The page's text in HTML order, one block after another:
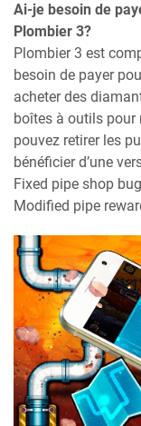
Ai-je besoin de
Plombier 3?
Plombier 3 est
besoin de payer
acheter des
boîtes à outils pour
pouvez retirer les
bénéficier d’une
Fixed pipe shop
Modified pipe